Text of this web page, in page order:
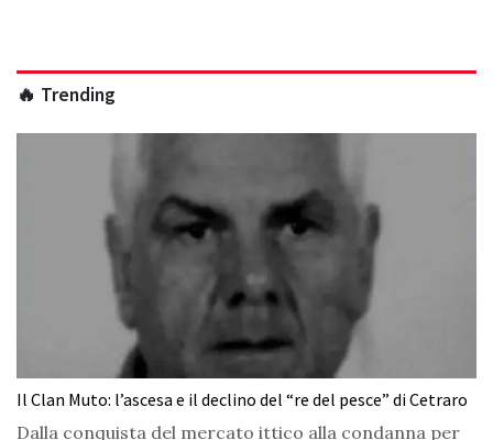
🔥 Trending
Il Clan Muto: l’ascesa e il declino del “re del pesce” di Cetraro
Dalla conquista del mercato ittico alla condanna per